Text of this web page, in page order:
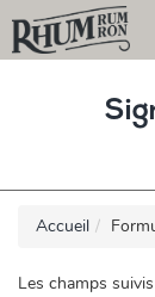
Accueil
Les champs